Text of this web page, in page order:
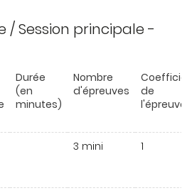
/ Session principale -
Durée
(en
minutes)
Nombre
d'épreuves
de
l'épreuve
3 mini 1